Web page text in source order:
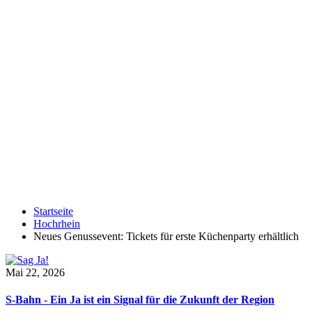
Startseite
Hochrhein
Neues Genussevent: Tickets für erste Küchenparty erhältlich
Mai 22, 2026
S-Bahn - Ein Ja ist ein Signal für die Zukunft der Region